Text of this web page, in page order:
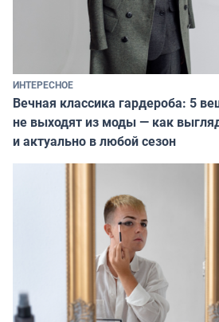
ИНТЕРЕСНОЕ
Вечная классика гардероба: 5
не выходят из моды — как
и актуально в любой сезон